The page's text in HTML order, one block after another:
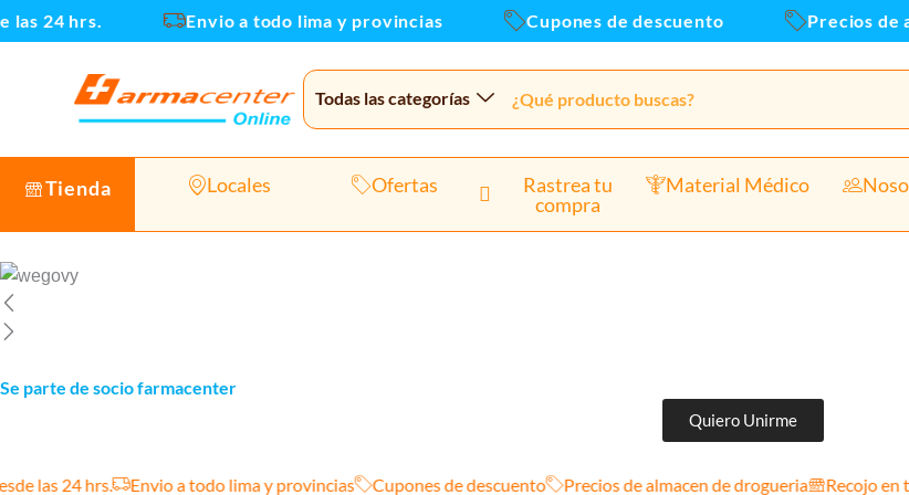
al
hrs. Envio a todo lima y provincias Cupones de descuento Precios de
Todas las categorías
Tienda Locales Ofertas
Rastrea tu
compra
Material Médico
Se parte de socio farmacenter
Quiero Unirme
las 24 hrs. Envio a todo lima y provincias Cupones de descuento Precios de almacen de drogueria Recojo en